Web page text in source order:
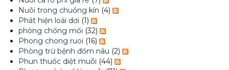
Nuôi trong chuồng kín (4)
Phát hiện loài dơi (1)
phòng chống mối (32)
Phong chong ruoi (16)
Phòng trừ bệnh đốm nâu (2)
Phun thuốc diệt muỗi (44)